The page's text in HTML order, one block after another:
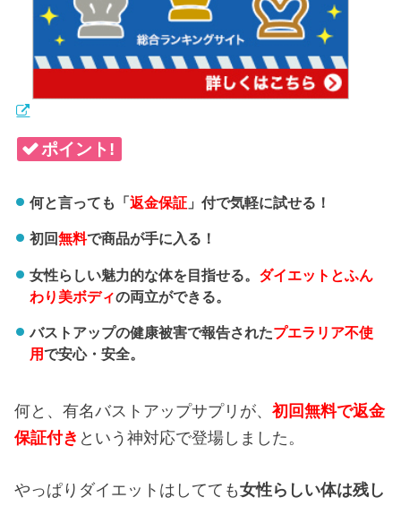
ポイント!
何と言っても「返金保証」付で気軽に試せる！
初回無料で商品が手に入る！
女性らしい魅力的な体を目指せる。 ダイエットとふん
わり美ボディの両立ができる。
バストアップの健康被害で報告されたプエラリア不使
用で安心・安全。
何と、有名バストアップサプリが、初回無料で返金
保証付き という神対応で登場しました。
やっぱりダイエットはしてても女性らしい体は残し